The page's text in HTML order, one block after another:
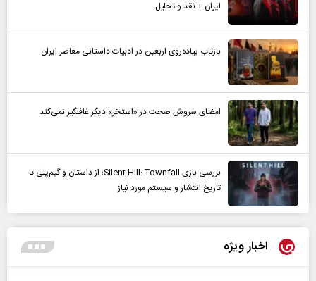
ایران + نقد و تحلیل
بازتاب پیاده‌روی اربعین در ادبیات داستانی معاصر ایران
امضای سروش صحت در «استخر» دیگر غافلگیر نمی‌کند
بررسی بازی Silent Hill: Townfall؛ از داستان و گیم‌پلی تا
تاریخ انتشار و سیستم مورد نیاز
اخبار ویژه